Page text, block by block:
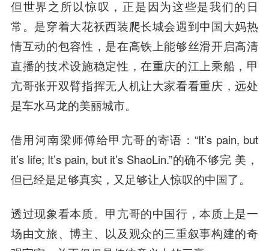
但世界之所以惊叹，正是因为这些是我们的日
常。是穿着大花袄西装爬长城会遇到中国大妈热
情互动的包容性，是在高铁上能够丝滑开启高清
直播的技术设施稳定性，在重庆的江上乘船，甲
亢哥张开双臂指挥无人机让大家看看重庆，远处
是车水马龙的美丽城市。
借用河南梁师傅给甲亢哥的寄语：“It’s pain, but
it’s life; It’s pain, but it’s ShaoLin.”的确不够完 美，
但已经是足够真实，又足够让人惊叹的中国了。
透过现象看本质。 甲亢哥的中国行，本质上是一
场由文旅、博主、以及观众的三重叙事构建的奇